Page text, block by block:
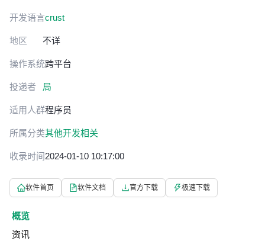
开发语言crust
地区 不详
操作系统跨平台
投递者 局
适用人群程序员
所属分类其他开发相关
收录时间2024-01-10 10:17:00
软件首页 软件文档 官方下载 极速下载
概览
资讯